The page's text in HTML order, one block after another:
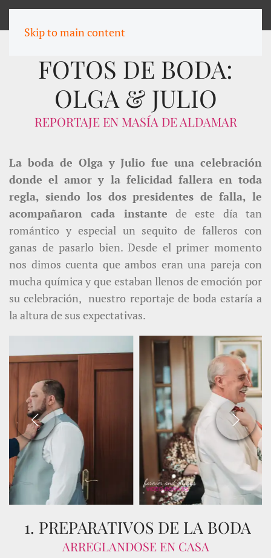
Skip to main content
FOTOS DE BODA:
OLGA & JULIO
REPORTAJE EN MASÍA DE ALDAMAR
La boda de Olga y Julio fue una celebración
donde el amor y la felicidad fallera en toda
regla, siendo los dos presidentes de falla, le
acompañaron cada instante de este día tan
romántico y especial un sequito de falleros con
ganas de pasarlo bien. Desde el primer momento
nos dimos cuenta que ambos eran una pareja con
mucha química y que estaban llenos de emoción por
su celebración, nuestro reportaje de boda estaría a
la altura de sus expectativas.
1. PREPARATIVOS DE LA BODA
ARREGLANDOSE EN CASA